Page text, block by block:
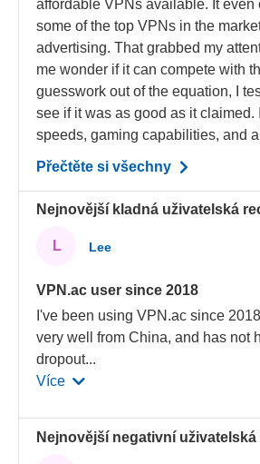
affordable VPNs available. It even
some of the top VPNs in the
advertising. That grabbed my
me wonder if it can compete with
guesswork out of the equation, I
see if it was as good as it claimed.
speeds, gaming capabilities, and
Přečtěte si všechny
Nejnovější kladná uživatelská
L Lee
VPN.ac user since 2018
I've been using VPN.ac since
very well from China, and has not
dropout...
Více
Nejnovější negativní uživatelská